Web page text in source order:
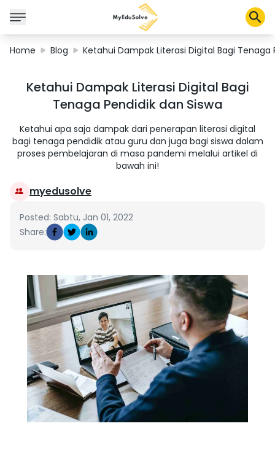
Corporate Solutions
Certifications
About Us
My Cart
Home Blog Ketahui Dampak Literasi Digital Bagi Tenaga
Ketahui Dampak Literasi Digital Bagi
Tenaga Pendidik dan Siswa
Ketahui apa saja dampak dari penerapan literasi digital
bagi tenaga pendidik atau guru dan juga bagi siswa dalam
proses pembelajaran di masa pandemi melalui artikel di
bawah ini!
myedusolve
Posted: Sabtu, Jan 01, 2022
Share: